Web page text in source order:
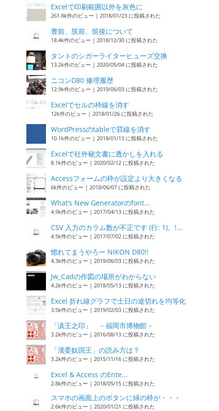
Excelで印刷範囲以外を灰色に
261.8k件のビュー | 2018/01/23 に投稿された
豊前、筑前、筑後について
18.4k件のビュー | 2018/12/30 に投稿された
タントのシガーライターヒューズ交換
13.2k件のビュー | 2020/05/04 に投稿された
ニコンD80 修理履歴
12.9k件のビュー | 2019/06/03 に投稿された
Excelでセルの枠線を消す
12k件のビュー | 2018/01/26 に投稿された
WordPressのtableで罫線を消す
10.1k件のビュー | 2018/01/13 に投稿された
Excelで社外秘文書に透かしを入れる
8.1k件のビュー | 2020/02/12 に投稿された
Accessフォームの枠が設定より大きくなる
6k件のビュー | 2018/06/07 に投稿された
What’s New Generatorのfont...
4.9k件のビュー | 2017/04/13 に投稿された
CSV 入力のカラム数が不正です (行: 1)。!...
4.5k件のビュー | 2017/07/02 に投稿された
惚れてまうやろー NIKON D80!!
4.3k件のビュー | 2019/06/03 に投稿された
Jw_Cadの作図の場所がわからない
4.2k件のビュー | 2018/05/13 に投稿された
Excel 折れ線グラフで土日の途切れを均等化
3.5k件のビュー | 2019/02/03 に投稿された
「滇王之印」 －福岡市博物館－
3.2k件のビュー | 2016/08/13 に投稿された
「漢委奴国王」の読み方は？
3.2k件のビュー | 2015/11/16 に投稿された
Excel & Access のEnte...
2.8k件のビュー | 2018/05/15 に投稿された
スマホの画面上のボタンに緑の枠が・・・
2.6k件のビュー | 2020/01/21 に投稿された